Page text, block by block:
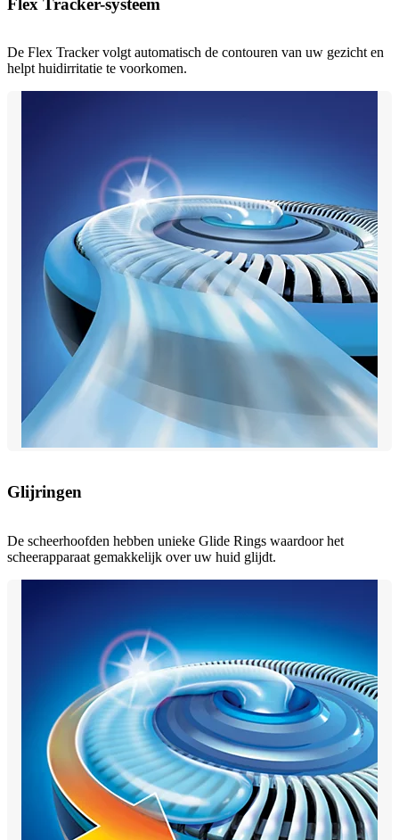
De Flex Tracker volgt automatisch de contouren van uw gezicht en
helpt huidirritatie te voorkomen.
Glijringen
De scheerhoofden hebben unieke Glide Rings waardoor het
scheerapparaat gemakkelijk over uw huid glijdt.